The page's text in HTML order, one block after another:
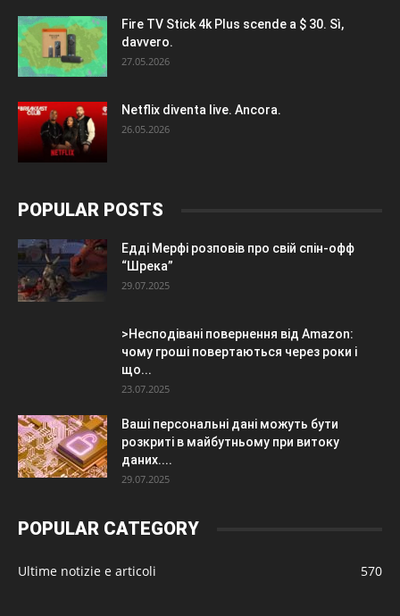
Fire TV Stick 4k Plus scende a $ 30. Sì,
davvero.
27.05.2026
Netflix diventa live. Ancora.
26.05.2026
POPULAR POSTS
Едді Мерфі розповів про свій спін-офф
“Шрека”
29.07.2025
>Несподівані повернення від Amazon:
чому гроші повертаються через роки і
що...
23.07.2025
Ваші персональні дані можуть бути
розкриті в майбутньому при витоку
даних....
29.07.2025
POPULAR CATEGORY
Ultime notizie e articoli 570